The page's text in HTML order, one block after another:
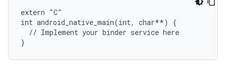
extern "C"
int android_native_main(int, char**) {
  // Implement your binder service here